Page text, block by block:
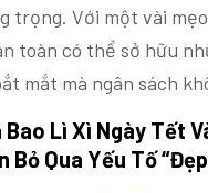
trọng. Với một vài
toàn có thể sở hữu
mắt mà ngân sách
Bao Lì Xì Ngày Tết
Bỏ Qua Yếu Tố